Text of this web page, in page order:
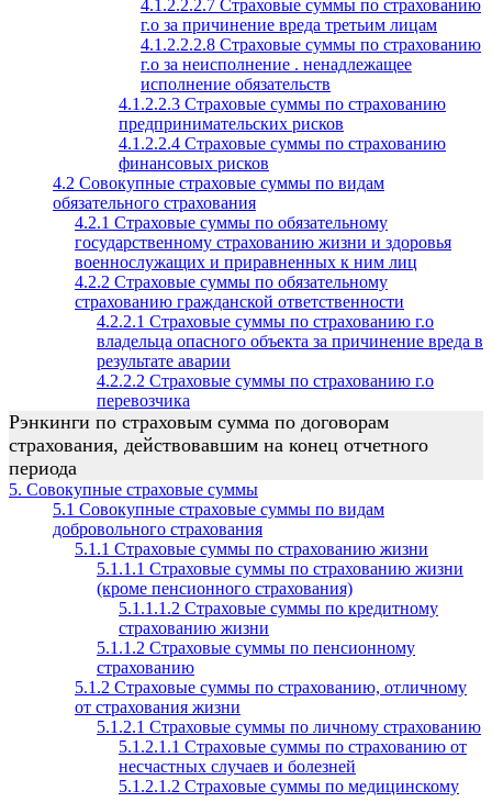
4.1.2.2.2.7 Страховые суммы по страхованию
г.о за причинение вреда третьим лицам
4.1.2.2.2.8 Страховые суммы по страхованию
г.о за неисполнение . ненадлежащее
исполнение обязательств
4.1.2.2.3 Страховые суммы по страхованию
предпринимательских рисков
4.1.2.2.4 Страховые суммы по страхованию
финансовых рисков
4.2 Совокупные страховые суммы по видам
обязательного страхования
4.2.1 Страховые суммы по обязательному
государственному страхованию жизни и здоровья
военнослужащих и приравненных к ним лиц
4.2.2 Страховые суммы по обязательному
страхованию гражданской ответственности
4.2.2.1 Страховые суммы по страхованию г.о
владельца опасного объекта за причинение вреда в
результате аварии
4.2.2.2 Страховые суммы по страхованию г.о
перевозчика
Рэнкинги по страховым сумма по договорам
страхования, действовавшим на конец отчетного
периода
5. Совокупные страховые суммы
5.1 Совокупные страховые суммы по видам
добровольного страхования
5.1.1 Страховые суммы по страхованию жизни
5.1.1.1 Страховые суммы по страхованию жизни
(кроме пенсионного страхования)
5.1.1.1.2 Страховые суммы по кредитному
страхованию жизни
5.1.1.2 Страховые суммы по пенсионному
страхованию
5.1.2 Страховые суммы по страхованию, отличному
от страхования жизни
5.1.2.1 Страховые суммы по личному страхованию
5.1.2.1.1 Страховые суммы по страхованию от
несчастных случаев и болезней
5.1.2.1.2 Страховые суммы по медицинскому